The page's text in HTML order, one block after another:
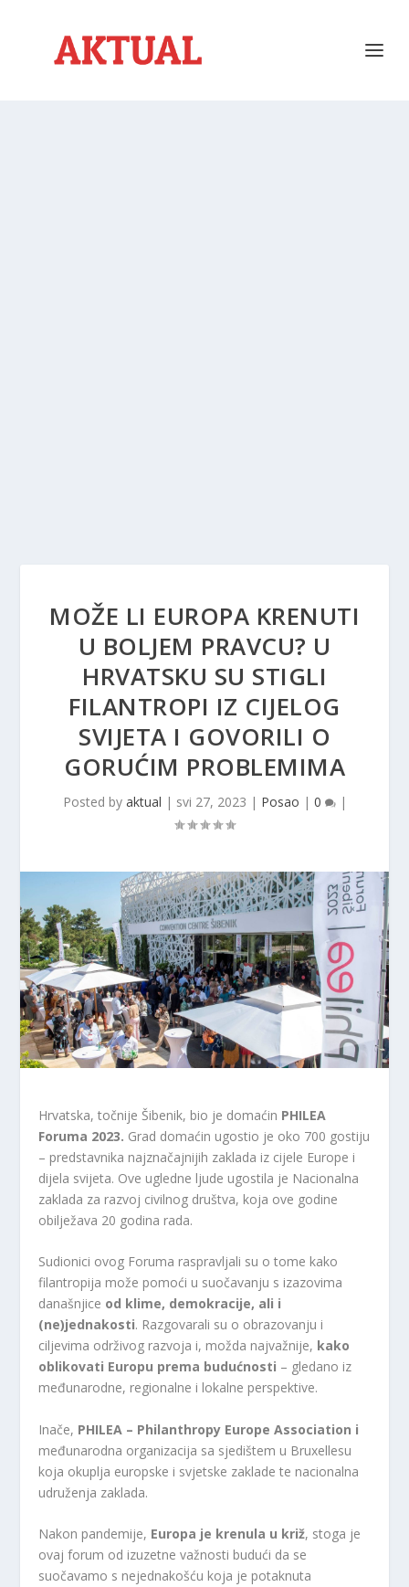
MOŽE LI EUROPA KRENUTI
U BOLJEM PRAVCU? U
HRVATSKU SU STIGLI
FILANTROPI IZ CIJELOG
SVIJETA I GOVORILI O
GORUĆIM PROBLEMIMA
Posted by aktual | svi 27, 2023 | Posao | 0 |
Hrvatska, točnije Šibenik, bio je domaćin PHILEA
Foruma 2023. Grad domaćin ugostio je oko 700 gostiju
– predstavnika najznačajnijih zaklada iz cijele Europe i
dijela svijeta. Ove ugledne ljude ugostila je Nacionalna
zaklada za razvoj civilnog društva, koja ove godine
obilježava 20 godina rada.
Sudionici ovog Foruma raspravljali su o tome kako
filantropija može pomoći u suočavanju s izazovima
današnjice od klime, demokracije, ali i
(ne)jednakosti. Razgovarali su o obrazovanju i
ciljevima održivog razvoja i, možda najvažnije, kako
oblikovati Europu prema budućnosti – gledano iz
međunarodne, regionalne i lokalne perspektive.
Inače, PHILEA – Philanthropy Europe Association i
međunarodna organizacija sa sjedištem u Bruxellesu
koja okuplja europske i svjetske zaklade te nacionalna
udruženja zaklada.
Nakon pandemije, Europa je krenula u križ, stoga je
ovaj forum od izuzetne važnosti budući da se
suočavamo s nejednakošću koja je potaknuta